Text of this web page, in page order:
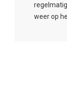
weer op